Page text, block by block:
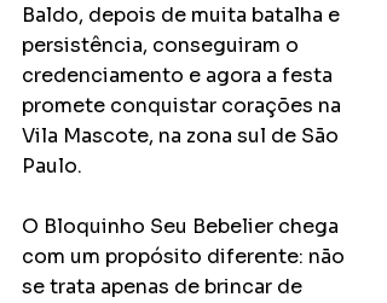
Baldo, depois de muita batalha e
persistência, conseguiram o
credenciamento e agora a festa
promete conquistar corações na
Vila Mascote, na zona sul de São
Paulo.
O Bloquinho Seu Bebelier chega
com um propósito diferente: não
se trata apenas de brincar de